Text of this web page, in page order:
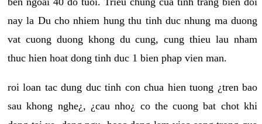
nay la Du cho nhiem hung thu tinh duc nhung ma duong
vat cuong duong khong du cung, cung thieu lau nham
thuc hien hoat dong tinh duc 1 bien phap vien man.
roi loan tac dung duc tinh con chua hien tuong ¿tren bao
sau khong nghe¿, ¿cau nho¿ co the cuong bat chot khi